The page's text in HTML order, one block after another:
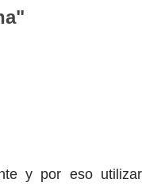
y por eso utilizar